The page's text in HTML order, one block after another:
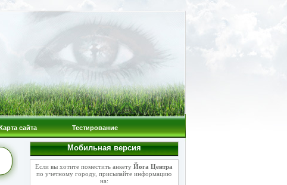
сайта Тестирование
Мобильная версия
Если вы хотите поместить анкету Йога Центра
по учетному городу, присылайте информацию
на: